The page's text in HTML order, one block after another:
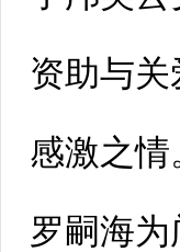
资助与
感激之
罗嗣海